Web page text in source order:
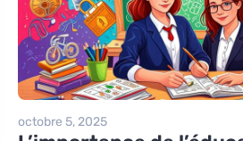
octobre 5, 2025